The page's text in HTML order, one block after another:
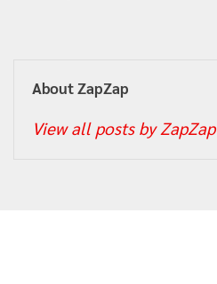
About ZapZap
View all posts by ZapZap